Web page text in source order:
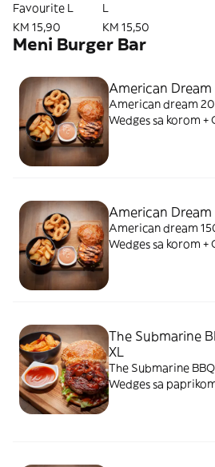
Favourite L
KM 15,90
L
KM 15,50
Meni Burger Bar
American Dream
American dream
Wedges sa korom +
American Dream
American dream
Wedges sa korom +
The Submarine
XL
The Submarine
Wedges sa